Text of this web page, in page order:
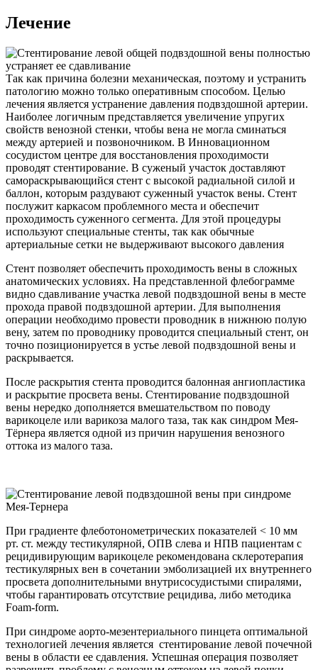
Лечение
Так как причина болезни механическая, поэтому и устранить
патологию можно только оперативным способом. Целью
лечения является устранение давления подвздошной артерии.
Наиболее логичным представляется увеличение упругих
свойств венозной стенки, чтобы вена не могла сминаться
между артерией и позвоночником. В Инновационном
сосудистом центре для восстановления проходимости
проводят стентирование. В суженый участок доставляют
самораскрывающийся стент с высокой радиальной силой и
баллон, которым раздувают суженный участок вены. Стент
послужит каркасом проблемного места и обеспечит
проходимость суженного сегмента. Для этой процедуры
используют специальные стенты, так как обычные
артериальные сетки не выдерживают высокого давления
Стент позволяет обеспечить проходимость вены в сложных
анатомических условиях. На представленной флебограмме
видно сдавливание участка левой подвздошной вены в месте
прохода правой подвздошной артерии. Для выполнения
операции необходимо провести проводник в нижнюю полую
вену, затем по проводнику проводится специальный стент, он
точно позиционируется в устье левой подвздошной вены и
раскрывается.
После раскрытия стента проводится балонная ангиопластика
и раскрытие просвета вены. Стентирование подвздошной
вены нередко дополняется вмешательством по поводу
варикоцеле или варикоза малого таза, так как синдром Мея-
Тёрнера является одной из причин нарушения венозного
оттока из малого таза.
При градиенте флеботонометрических показателей < 10 мм
рт. ст. между тестикулярной, ОПВ слева и НПВ пациентам с
рецидивирующим варикоцеле рекомендована склеротерапия
тестикулярных вен в сочетании эмболизацией их внутреннего
просвета дополнительными внутрисосудистыми спиралями,
чтобы гарантировать отсутствие рецидива, либо методика
Foam-form.
При синдроме аорто-мезентериального пинцета оптимальной
технологией лечения является стентирование левой почечной
вены в области ее сдавления. Успешная операция позволяет